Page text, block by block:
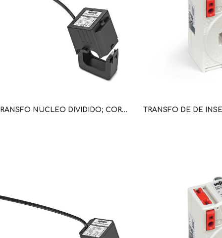
TRANSFO NUCLEO DIVIDIDO; CORR PRIM 400A; CORR SEC 1A; POT 0,2VA; CLASE PRECISION 1; LONG COND 3M (WAG100663 / 855-4101/400-001)